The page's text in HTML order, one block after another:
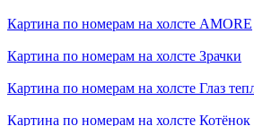
Картина по номерам на холсте AMORE
Картина по номерам на холсте Зрачки
Картина по номерам на холсте Глаз
Картина по номерам на холсте Котёнок